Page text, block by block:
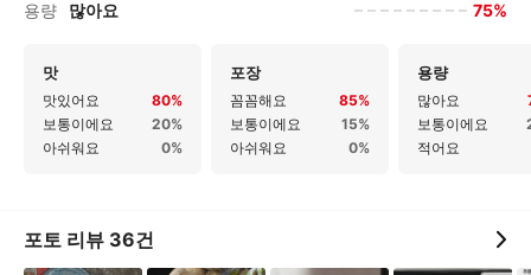
용량 많아요 75%
맛
맛있어요
80%
보통이에요
20%
아쉬워요
0%
포장
꼼꼼해요
85%
보통이에요
15%
아쉬워요
0%
용량
많아요
보통이에요
적어요
포토 리뷰 36건